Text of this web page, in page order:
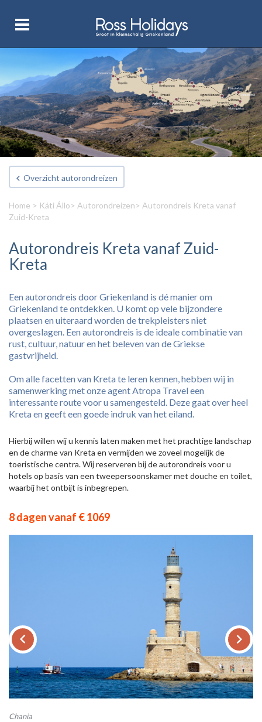
Overzicht autorondreizen
Home > Káti Állo> Autorondreizen> Autorondreis Kreta vanaf
Zuid-Kreta
Autorondreis Kreta vanaf Zuid-
Kreta
Een autorondreis door Griekenland is dé manier om
Griekenland te ontdekken. U komt op vele bijzondere
plaatsen en uiteraard worden de trekpleisters niet
overgeslagen. Een autorondreis is de ideale combinatie van
rust, cultuur, natuur en het beleven van de Griekse
gastvrijheid.
Om alle facetten van Kreta te leren kennen, hebben wij in
samenwerking met onze agent Atropa Travel een
interessante route voor u samengesteld. Deze gaat over heel
Kreta en geeft een goede indruk van het eiland.
Hierbij willen wij u kennis laten maken met het prachtige landschap
en de charme van Kreta en vermijden we zoveel mogelijk de
toeristische centra. Wij reserveren bij de autorondreis voor u
hotels op basis van een tweepersoonskamer met douche en toilet,
waarbij het ontbijt is inbegrepen.
8 dagen vanaf € 1069
Chania
keyboard_arrow_left keyboard_arrow_right